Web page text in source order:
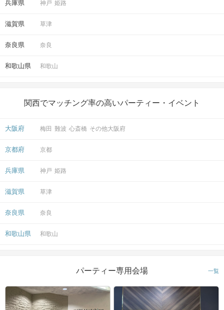
兵庫県 神戸 姫路
滋賀県 草津
奈良県 奈良
和歌山県 和歌山
関西でマッチング率の高いパーティー・イベント
大阪府 梅田 難波 心斎橋 その他大阪府
京都府 京都
兵庫県 神戸 姫路
滋賀県 草津
奈良県 奈良
和歌山県 和歌山
パーティー専用会場 一覧